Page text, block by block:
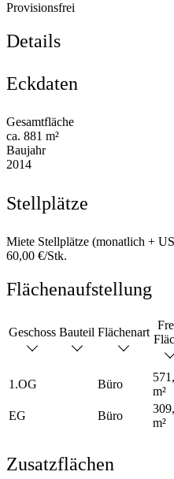
Provisionsfrei
Details
Eckdaten
Gesamtfläche
ca. 881 m²
Baujahr
2014
Stellplätze
Miete Stellplätze (monatlich +
60,00 €/Stk.
Flächenaufstellung
Geschoss Bauteil Flächenart
1.OG Büro
m²
EG Büro
m²
Zusatzflächen